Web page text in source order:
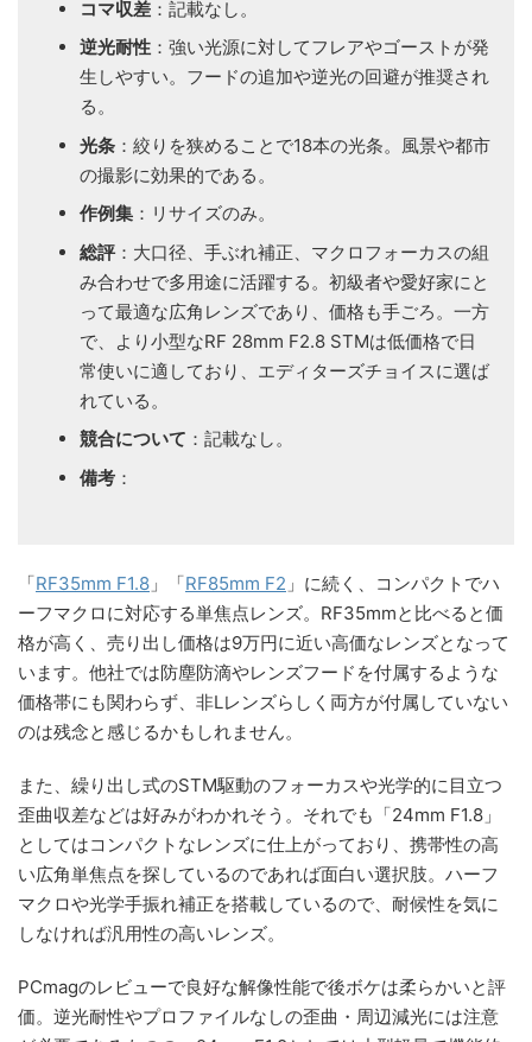
コマ収差 ：記載なし。
逆光耐性 ：強い光源に対してフレアやゴーストが発
生しやすい。フードの追加や逆光の回避が推奨され
る。
光条 ：絞りを狭めることで18本の光条。風景や都市
の撮影に効果的である。
作例集 ：リサイズのみ。
総評：大口径、手ぶれ補正、マクロフォーカスの組
み合わせで多用途に活躍する。初級者や愛好家にと
って最適な広角レンズであり、価格も手ごろ。一方
で、より小型なRF 28mm F2.8 STMは低価格で日
常使いに適しており、エディターズチョイスに選ば
れている。
競合について ：記載なし。
備考 ：
「RF35mm F1.8 」「RF85mm F2 」に続く、コンパクトでハ
ーフマクロに対応する単焦点レンズ。RF35mmと比べると価
格が高く、売り出し価格は9万円に近い高価なレンズとなって
います。他社では防塵防滴やレンズフードを付属するような
価格帯にも関わらず、非Lレンズらしく両方が付属していない
のは残念と感じるかもしれません。
また、繰り出し式のSTM駆動のフォーカスや光学的に目立つ
歪曲収差などは好みがわかれそう。それでも「24mm F1.8」
としてはコンパクトなレンズに仕上がっており、携帯性の高
い広角単焦点を探しているのであれば面白い選択肢。ハーフ
マクロや光学手振れ補正を搭載しているので、耐候性を気に
しなければ汎用性の高いレンズ。
PCmagのレビューで良好な解像性能で後ボケは柔らかいと評
価。逆光耐性やプロファイルなしの歪曲・周辺減光には注意